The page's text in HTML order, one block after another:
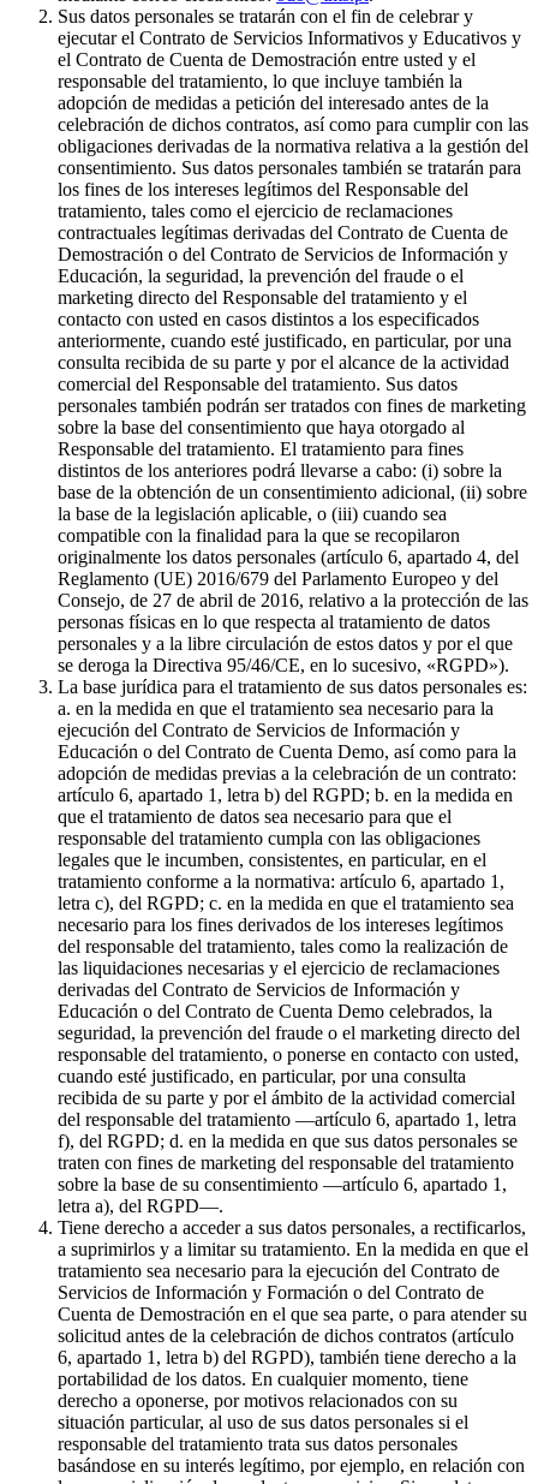
Sus datos personales se tratarán con el fin de celebrar y
ejecutar el Contrato de Servicios Informativos y Educativos y
el Contrato de Cuenta de Demostración entre usted y el
responsable del tratamiento, lo que incluye también la
adopción de medidas a petición del interesado antes de la
celebración de dichos contratos, así como para cumplir con las
obligaciones derivadas de la normativa relativa a la gestión del
consentimiento. Sus datos personales también se tratarán para
los fines de los intereses legítimos del Responsable del
tratamiento, tales como el ejercicio de reclamaciones
contractuales legítimas derivadas del Contrato de Cuenta de
Demostración o del Contrato de Servicios de Información y
Educación, la seguridad, la prevención del fraude o el
marketing directo del Responsable del tratamiento y el
contacto con usted en casos distintos a los especificados
anteriormente, cuando esté justificado, en particular, por una
consulta recibida de su parte y por el alcance de la actividad
comercial del Responsable del tratamiento. Sus datos
personales también podrán ser tratados con fines de marketing
sobre la base del consentimiento que haya otorgado al
Responsable del tratamiento. El tratamiento para fines
distintos de los anteriores podrá llevarse a cabo: (i) sobre la
base de la obtención de un consentimiento adicional, (ii) sobre
la base de la legislación aplicable, o (iii) cuando sea
compatible con la finalidad para la que se recopilaron
originalmente los datos personales (artículo 6, apartado 4, del
Reglamento (UE) 2016/679 del Parlamento Europeo y del
Consejo, de 27 de abril de 2016, relativo a la protección de las
personas físicas en lo que respecta al tratamiento de datos
personales y a la libre circulación de estos datos y por el que
se deroga la Directiva 95/46/CE, en lo sucesivo, «RGPD»).
La base jurídica para el tratamiento de sus datos personales es:
a. en la medida en que el tratamiento sea necesario para la
ejecución del Contrato de Servicios de Información y
Educación o del Contrato de Cuenta Demo, así como para la
adopción de medidas previas a la celebración de un contrato:
artículo 6, apartado 1, letra b) del RGPD; b. en la medida en
que el tratamiento de datos sea necesario para que el
responsable del tratamiento cumpla con las obligaciones
legales que le incumben, consistentes, en particular, en el
tratamiento conforme a la normativa: artículo 6, apartado 1,
letra c), del RGPD; c. en la medida en que el tratamiento sea
necesario para los fines derivados de los intereses legítimos
del responsable del tratamiento, tales como la realización de
las liquidaciones necesarias y el ejercicio de reclamaciones
derivadas del Contrato de Servicios de Información y
Educación o del Contrato de Cuenta Demo celebrados, la
seguridad, la prevención del fraude o el marketing directo del
responsable del tratamiento, o ponerse en contacto con usted,
cuando esté justificado, en particular, por una consulta
recibida de su parte y por el ámbito de la actividad comercial
del responsable del tratamiento —artículo 6, apartado 1, letra
f), del RGPD; d. en la medida en que sus datos personales se
traten con fines de marketing del responsable del tratamiento
sobre la base de su consentimiento —artículo 6, apartado 1,
letra a), del RGPD—.
Tiene derecho a acceder a sus datos personales, a rectificarlos,
a suprimirlos y a limitar su tratamiento. En la medida en que el
tratamiento sea necesario para la ejecución del Contrato de
Servicios de Información y Formación o del Contrato de
Cuenta de Demostración en el que sea parte, o para atender su
solicitud antes de la celebración de dichos contratos (artículo
6, apartado 1, letra b) del RGPD), también tiene derecho a la
portabilidad de los datos. En cualquier momento, tiene
derecho a oponerse, por motivos relacionados con su
situación particular, al uso de sus datos personales si el
responsable del tratamiento trata sus datos personales
basándose en su interés legítimo, por ejemplo, en relación con